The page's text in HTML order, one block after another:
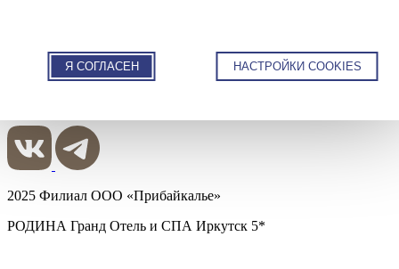
Я СОГЛАСЕН НАСТРОЙКИ COOKIES
Иркутск, ул. Николая Гаврилова, стр. 2
2025 Филиал ООО «Прибайкалье»
РОДИНА Гранд Отель и СПА Иркутск 5*